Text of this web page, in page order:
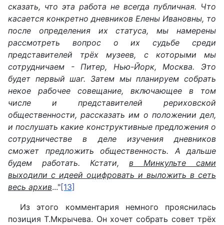
сказать, что эта работа не всегда публичная. Что
касается конкретно дневников Елены Ивановны, то
после определения их статуса, мы намерены
рассмотреть вопрос о их судьбе среди
представителей трёх музеев, с которыми мы
сотрудничаем - Питер, Нью-Йорк, Москва. Это
будет первый шаг. Затем мы планируем собрать
некое рабочее совещание, включающее в том
числе и представителей рериховской
общественности, рассказать им о положении дел,
и послушать какие конструктивные предложения о
сотрудничестве в деле изучения дневников
сможет предложить общественность. А дальше
будем работать. Кстати, в Минкульте сами
выходили с идеей оцифровать и выложить в сеть
весь архив..."[13]
Из этого комментария немного прояснилась
позиция Т.Мкрычева. Он хочет собрать совет трёх